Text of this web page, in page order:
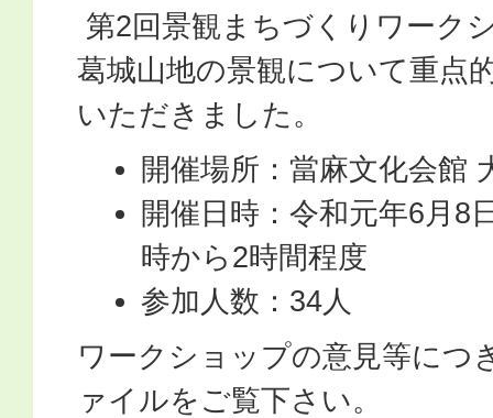
第2回景観まちづくりワーク
葛城山地の景観について重点
いただきました。
開催場所：當麻文化会館
開催日時：令和元年6月8
時から2時間程度
参加人数：34人
ワークショップの意見等につ
ァイルをご覧下さい。